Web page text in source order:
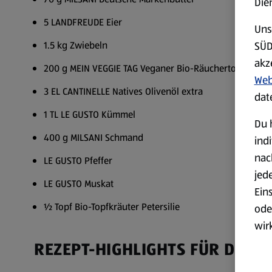
5 LANDFREUDE Eier
1.5 kg Zwiebeln
200 g MEIN VEGGIE TAG Veganer Bio-Räuchertofu
3 EL CANTINELLE Natives Olivenöl extra
1 TL LE GUSTO Kümmel
400 g MILSANI Schmand
LE GUSTO Pfeffer
LE GUSTO Muskat
½ Topf Bio-Topfkräuter Petersilie
REZEPT-HIGHLIGHTS FÜR DICH
Du